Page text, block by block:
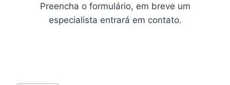
Preencha o formulário, em breve um
especialista entrará em contato.